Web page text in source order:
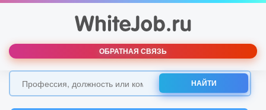
ОБРАТНАЯ СВЯЗЬ
НАЙТИ